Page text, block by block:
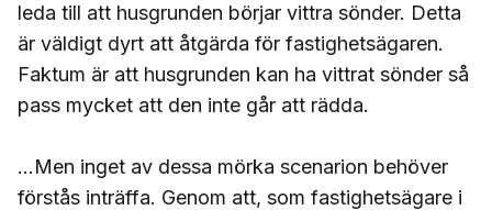
leda till att husgrunden börjar vittra sönder. Detta
är väldigt dyrt att åtgärda för fastighetsägaren.
Faktum är att husgrunden kan ha vittrat sönder så
pass mycket att den inte går att rädda.
...Men inget av dessa mörka scenarion behöver
förstås inträffa. Genom att, som fastighetsägare i